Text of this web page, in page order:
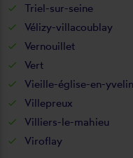
Triel-sur-seine
Vélizy-villacoublay
Vernouillet
Vert
Vieille-église-en-
Villepreux
Villiers-le-mahieu
Viroflay